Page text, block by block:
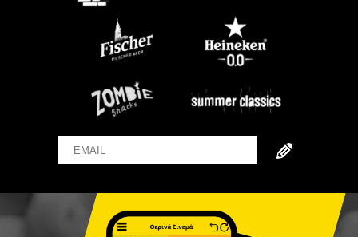
Email Name